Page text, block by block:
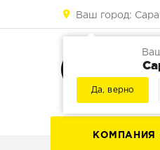
Ваш город:
Да, верно
КОМПАНИЯ